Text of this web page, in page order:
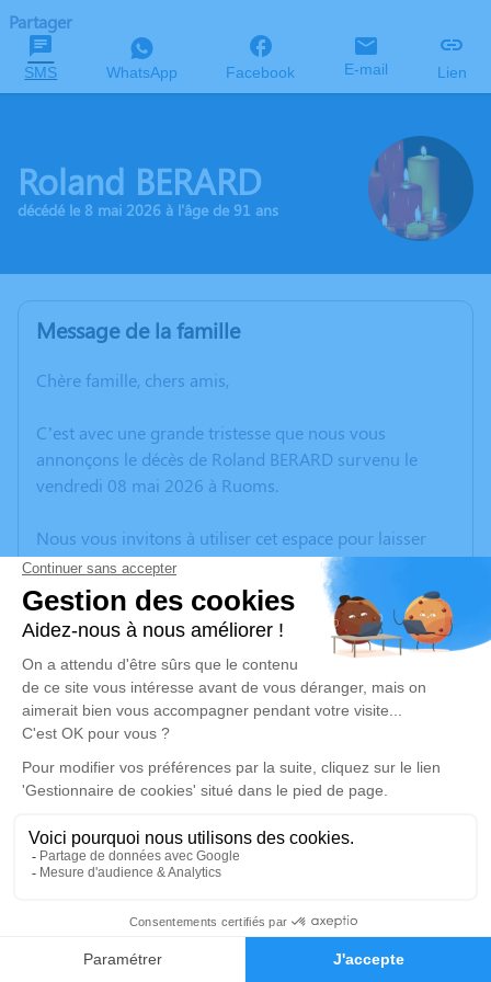
Faire-part Hommages
Partager
SMS WhatsApp Facebook E-mail Lien
Roland BERARD
décédé le 8 mai 2026 à l'âge de 91 ans
Message de la famille
Chère famille, chers amis,
C’est avec une grande tristesse que nous vous
annonçons le décès de Roland BERARD survenu le
vendredi 08 mai 2026 à Ruoms.
Nous vous invitons à utiliser cet espace pour laisser
vos condoléances, partager des photos souvenirs, une
anecdote ou exprimer vos pensées à travers des
poèmes ou des textes. Cet endroit est un lieu
d'expression dédié à honorer la mémoire de Roland
BERARD.
Un service de plantation d’arbre hommage est
disponible ici.
Je rends hommage
Cérémonie religieuse
Église de Ruoms
07120 Ruoms